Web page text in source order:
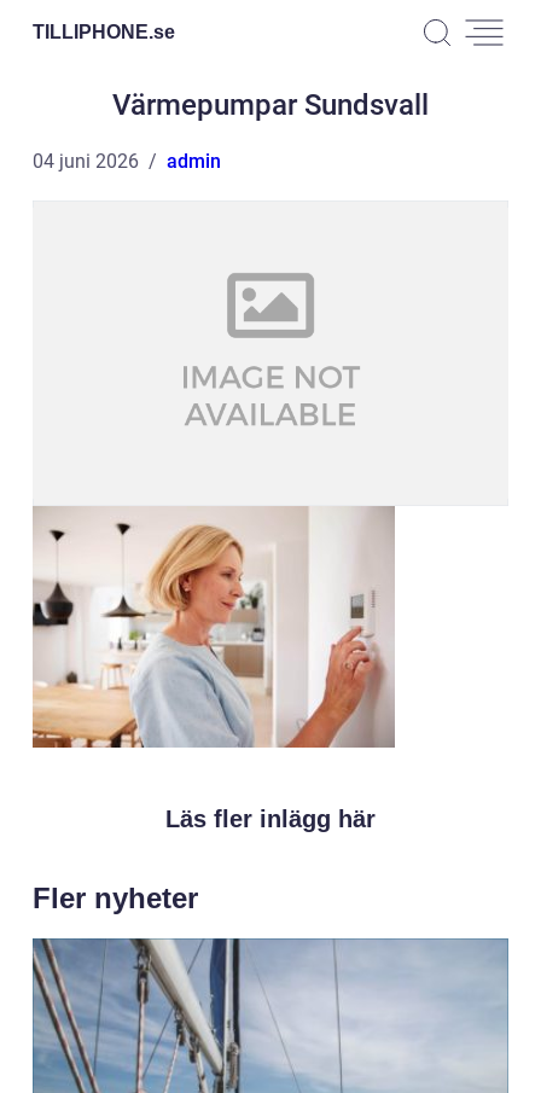
TILLIPHONE.se
Värmepumpar Sundsvall
04 juni 2026 admin
Läs fler inlägg här
Fler nyheter